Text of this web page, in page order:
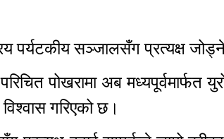
पर्यटकीय सञ्जालसँग प्रत्यक्ष जोड्ने
पोखरामा अब मध्यपूर्वमार्फत
गरिएको छ।